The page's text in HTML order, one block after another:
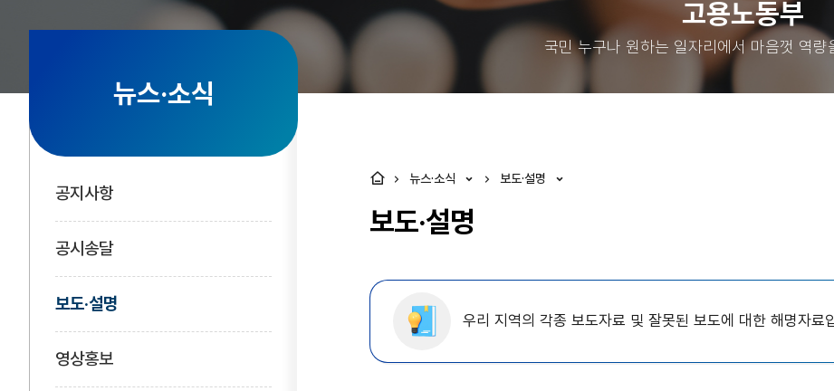
고용노동부
국민 누구나 원하는 일자리에서 마음껏 역량
뉴스·소식
공지사항
공시송달
보도·설명
영상홍보
보도·설명
뉴스·소식 보도·설명
우리 지역의 각종 보도자료 및 잘못된 보도에 대한 해명자료